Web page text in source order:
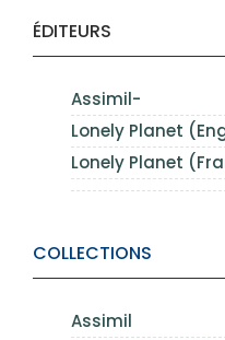
ÉDITEURS
Assimil-
Lonely Planet
Lonely Planet
COLLECTIONS
Assimil